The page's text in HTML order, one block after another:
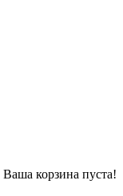
Ваша корзина пуста!